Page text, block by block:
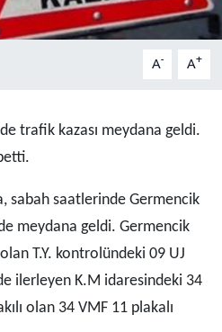
A- A+
trafik kazası meydana geldi.
sabah saatlerinde Germencik
meydana geldi. Germencik
T.Y. kontrolündeki 09 UJ
ilerleyen K.M idaresindeki 34
olan 34 VMF 11 plakalı